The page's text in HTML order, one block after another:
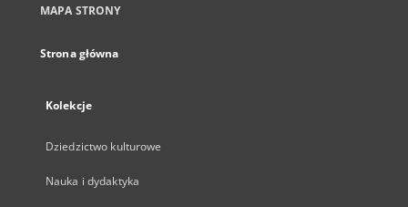
MAPA STRONY
Strona główna
Kolekcje
Dziedzictwo kulturowe
Nauka i dydaktyka